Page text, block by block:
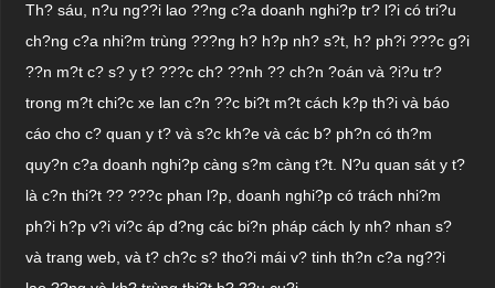
Th? sáu, n?u ng??i lao ??ng c?a doanh nghi?p tr? l?i có tri?u
ch?ng c?a nhi?m trùng ???ng h? h?p nh? s?t, h? ph?i ???c g?i
??n m?t c? s? y t? ???c ch? ??nh ?? ch?n ?oán và ?i?u tr?
trong m?t chi?c xe lan c?n ??c bi?t m?t cách k?p th?i và báo
cáo cho c? quan y t? và s?c kh?e và các b? ph?n có th?m
quy?n c?a doanh nghi?p càng s?m càng t?t. N?u quan sát y t?
là c?n thi?t ?? ???c phan l?p, doanh nghi?p có trách nhi?m
ph?i h?p v?i vi?c áp d?ng các bi?n pháp cách ly nh? nhan s?
và trang web, và t? ch?c s? tho?i mái v? tinh th?n c?a ng??i